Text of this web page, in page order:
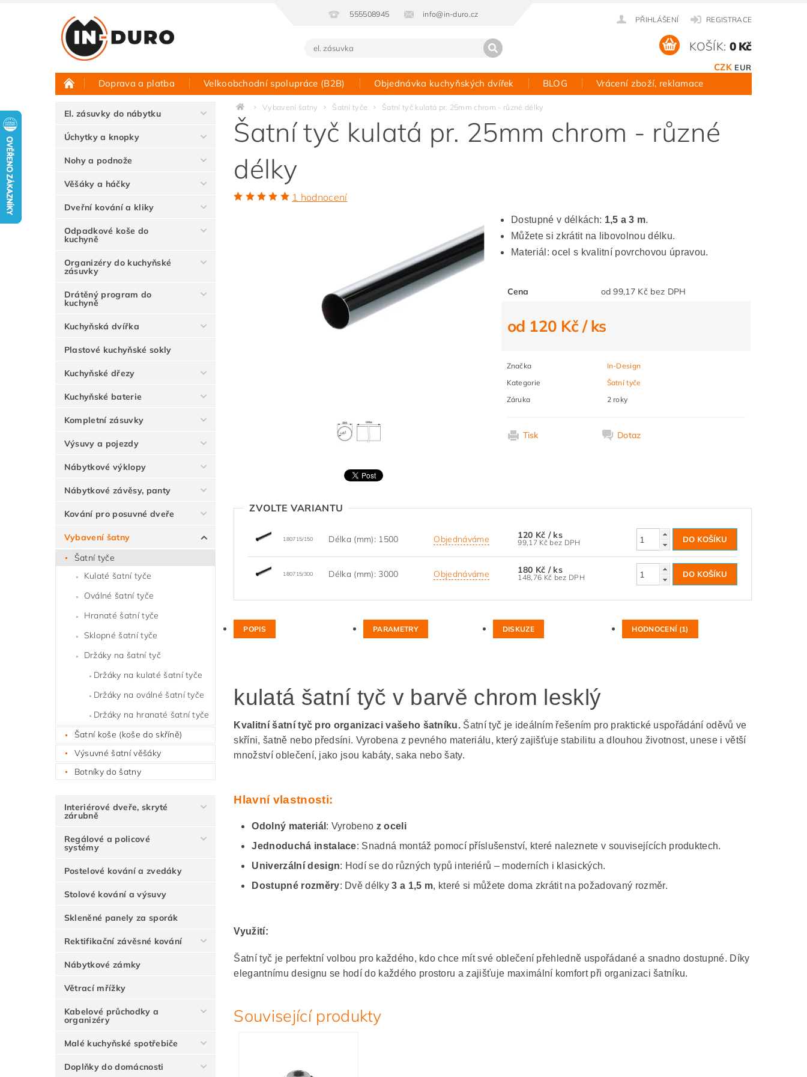
555508945 info@in-duro.cz
PŘIHLÁŠENÍ REGISTRACE
CZK EUR
KOŠÍK: 0 Kč
Doprava a platba Velkoobchodní spolupráce (B2B) Objednávka kuchyňských dvířek BLOG Vrácení zboží, reklamace
Půjčovna vzorků Hodnocení obchodu Kontakt
El. zásuvky do nábytku
Úchytky a knopky
Nohy a podnože
Věšáky a háčky
Dveřní kování a kliky
Odpadkové koše do
kuchyně
Organizéry do kuchyňské
zásuvky
Drátěný program do
kuchyně
Kuchyňská dvířka
Plastové kuchyňské sokly
Kuchyňské dřezy
Kuchyňské baterie
Kompletní zásuvky
Výsuvy a pojezdy
Nábytkové výklopy
Nábytkové závěsy, panty
Kování pro posuvné dveře
Vybavení šatny
Šatní tyče
Kulaté šatní tyče
Oválné šatní tyče
Hranaté šatní tyče
Sklopné šatní tyče
Držáky na šatní tyč
Držáky na kulaté šatní tyče
Držáky na oválné šatní tyče
Držáky na hranaté šatní tyče
Šatní koše (koše do skříně)
Výsuvné šatní věšáky
Botníky do šatny
Interiérové dveře, skryté
zárubně
Regálové a policové
systémy
Postelové kování a zvedáky
Stolové kování a výsuvy
Skleněné panely za sporák
Rektifikační závěsné kování
Nábytkové zámky
Větrací mřížky
Kabelové průchodky a
organizéry
Malé kuchyňské spotřebiče
Doplňky do domácnosti
Vybavení šatny Šatní tyče Šatní tyč kulatá pr. 25mm chrom - různé délky
Šatní tyč kulatá pr. 25mm chrom - různé
délky
1 hodnocení
Dostupné v délkách: 1,5 a 3 m.
Můžete si zkrátit na libovolnou délku.
Materiál: ocel s kvalitní povrchovou úpravou.
Cena od 99,17 Kč bez DPH
od 120 Kč/ ks
Značka
In-Design
Kategorie
Šatní tyče
Záruka
2 roky
Tisk Dotaz
ZVOLTE VARIANTU
180715/150 Délka (mm): 1500 Objednáváme 120 Kč / ks
99,17 Kč bez DPH
180715/300 Délka (mm): 3000 Objednáváme 180 Kč / ks
148,76 Kč bez DPH
POPIS PARAMETRY DISKUZE HODNOCENÍ (1)
kulatá šatní tyč v barvě chrom lesklý
Kvalitní šatní tyč pro organizaci vašeho šatníku. Šatní tyč je ideálním řešením pro praktické uspořádání oděvů ve
skříni, šatně nebo předsíni. Vyrobena z pevného materiálu, který zajišťuje stabilitu a dlouhou životnost, unese i větší
množství oblečení, jako jsou kabáty, saka nebo šaty.
Hlavní vlastnosti:
Odolný materiál : Vyrobeno z oceli
Jednoduchá instalace: Snadná montáž pomocí příslušenství, které naleznete v souvisejících produktech.
Univerzální design: Hodí se do různých typů interiérů – moderních i klasických.
Dostupné rozměry: Dvě délky3 a 1,5 m, které si můžete doma zkrátit na požadovaný rozměr.
Využití:
Šatní tyč je perfektní volbou pro každého, kdo chce mít své oblečení přehledně uspořádané a snadno dostupné. Díky
elegantnímu designu se hodí do každého prostoru a zajišťuje maximální komfort při organizaci šatníku.
Související produkty